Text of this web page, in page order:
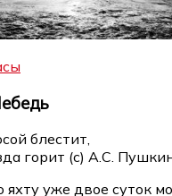
блестит,
горит (с) А.С.
уже двое суток